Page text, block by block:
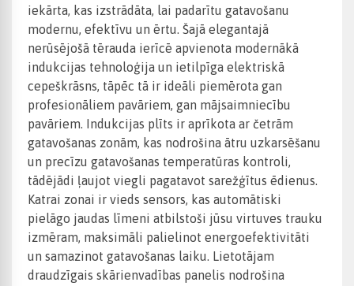
iekārta, kas izstrādāta, lai padarītu gatavošanu
modernu, efektīvu un ērtu. Šajā elegantajā
nerūsējošā tērauda ierīcē apvienota modernākā
indukcijas tehnoloģija un ietilpīga elektriskā
cepeškrāsns, tāpēc tā ir ideāli piemērota gan
profesionāliem pavāriem, gan mājsaimniecību
pavāriem. Indukcijas plīts ir aprīkota ar četrām
gatavošanas zonām, kas nodrošina ātru uzkarsēšanu
un precīzu gatavošanas temperatūras kontroli,
tādējādi ļaujot viegli pagatavot sarežģītus ēdienus.
Katrai zonai ir vieds sensors, kas automātiski
pielāgo jaudas līmeni atbilstoši jūsu virtuves trauku
izmēram, maksimāli palielinot energoefektivitāti
un samazinot gatavošanas laiku. Lietotājam
draudzīgais skārienvadības panelis nodrošina